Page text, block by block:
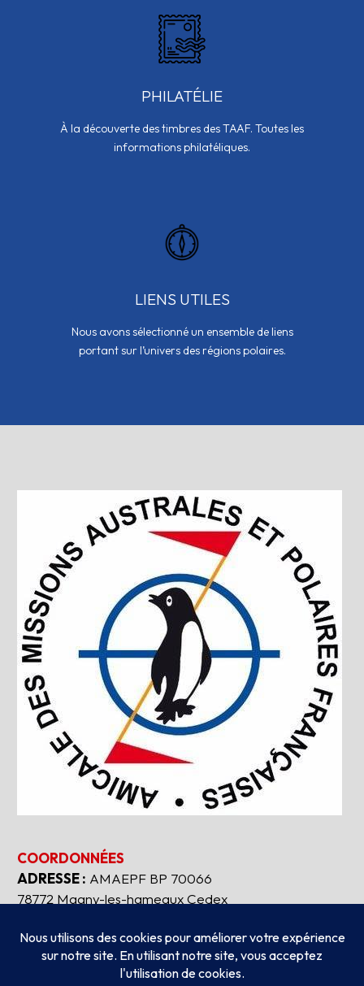
PHILATÉLIE
À la découverte des timbres des TAAF. Toutes les
informations philatéliques.
LIENS UTILES
Nous avons sélectionné un ensemble de liens
portant sur l’univers des régions polaires.
COORDONNÉES
ADRESSE : AMAEPF BP 70066
78772 Magny-les-hameaux Cedex